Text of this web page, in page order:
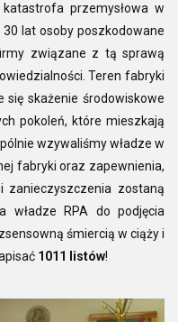
przemysłowa w
30 lat osoby poszkodowane
związane z tą sprawą
Teren fabryki
się skażenie środowiskowe
pokoleń, które mieszkają
wzywaliśmy władze w
fabryki oraz zapewnienia,
zanieczyszczenia zostaną
władze RPA do podjęcia
śmiercią w ciąży i
1011 listów!